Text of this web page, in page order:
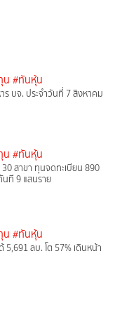
น #ทันหุ้น
บจ. ประจำวันที่ 7 สิงหาคม
น #ทันหุ้น
สาขา ทุนจดทะเบียน 890
ที 9 แสนราย
น #ทันหุ้น
5,691 ลบ. โต 57% เดินหน้า